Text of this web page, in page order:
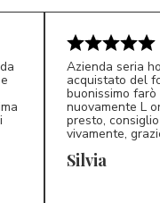
S*
Azienda seria ho
acquistato del
buonissimo farò
nuovamente L
presto, consiglio
vivamente,
Silvia